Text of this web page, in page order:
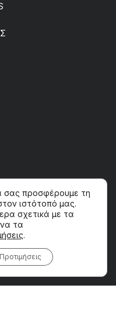
σας προσφέρουμε τη
ιστότοπό μας.
σχετικά με τα
τα
.
Προτιμήσεις